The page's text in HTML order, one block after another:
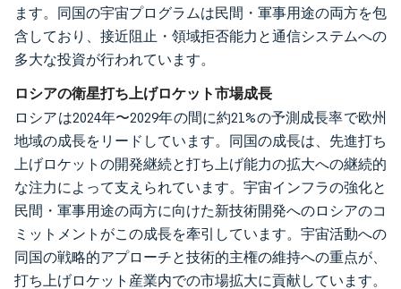
ます。同国の宇宙プログラムは民間・軍事用途の両方を包
含しており、接近阻止・領域拒否能力と通信システムへの
多大な投資が行われています。
ロシアの衛星打ち上げロケット市場成長
ロシアは2024年〜2029年の間に約21%の予測成長率で欧州
地域の成長をリードしています。同国の成長は、先進打ち
上げロケットの開発継続と打ち上げ能力の拡大への継続的
な注力によって支えられています。宇宙インフラの強化と
民間・軍事用途の両方に向けた新技術開発へのロシアのコ
ミットメントがこの成長を牽引しています。宇宙活動への
同国の戦略的アプローチと技術的主権の維持への重点が、
打ち上げロケット産業内での市場拡大に貢献しています。